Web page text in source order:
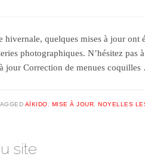
hivernale, quelques mises à jour ont
photographiques. N’hésitez pas
jour Correction de menues
AÏKIDO MISE À JOUR ,NOYELLES
site